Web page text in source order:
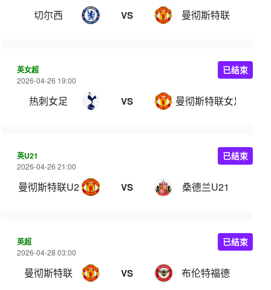
切尔西 VS 曼彻斯特联
英女超
2026-04-26 19:00
热刺女足 VS 曼彻斯特联女足
已结束
英U21
2026-04-26 21:00
曼彻斯特联U21 VS 桑德兰U21
已结束
英超
2026-04-28 03:00
曼彻斯特联 VS 布伦特福德
已结束